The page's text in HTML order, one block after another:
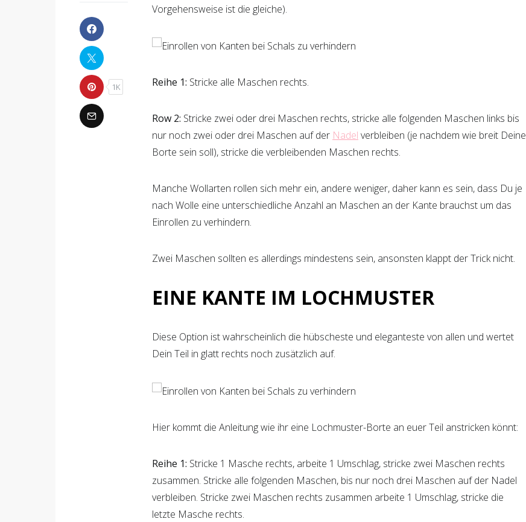
1K
Vorgehensweise ist die gleiche).
Reihe 1: Stricke alle Maschen rechts.
Row 2: Stricke zwei oder drei Maschen rechts, stricke alle folgenden Maschen links bis
nur noch zwei oder drei Maschen auf der Nadel verbleiben (je nachdem wie breit Deine
Borte sein soll), stricke die verbleibenden Maschen rechts.
Manche Wollarten rollen sich mehr ein, andere weniger, daher kann es sein, dass Du je
nach Wolle eine unterschiedliche Anzahl an Maschen an der Kante brauchst um das
Einrollen zu verhindern.
Zwei Maschen sollten es allerdings mindestens sein, ansonsten klappt der Trick nicht.
EINE KANTE IM LOCHMUSTER
Diese Option ist wahrscheinlich die hübscheste und eleganteste von allen und wertet
Dein Teil in glatt rechts noch zusätzlich auf.
Hier kommt die Anleitung wie ihr eine Lochmuster-Borte an euer Teil anstricken könnt:
Reihe 1: Stricke 1 Masche rechts, arbeite 1 Umschlag, stricke zwei Maschen rechts
zusammen. Stricke alle folgenden Maschen, bis nur noch drei Maschen auf der Nadel
verbleiben. Stricke zwei Maschen rechts zusammen arbeite 1 Umschlag, stricke die
letzte Masche rechts.